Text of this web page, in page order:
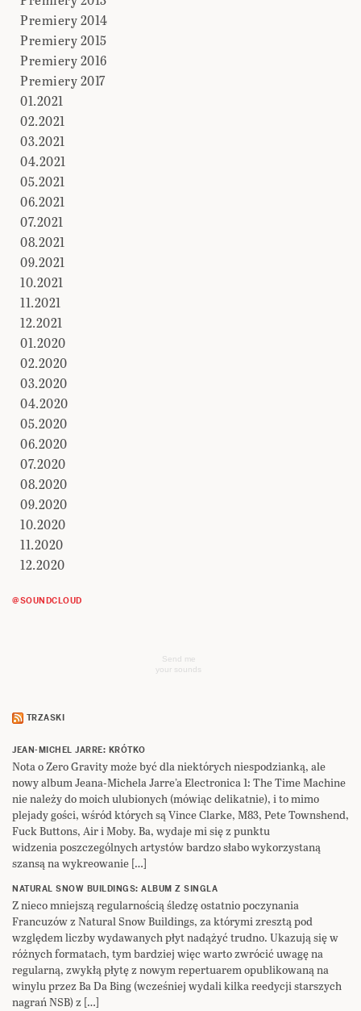
Premiery 2014
Premiery 2015
Premiery 2016
Premiery 2017
01.2021
02.2021
03.2021
04.2021
05.2021
06.2021
07.2021
08.2021
09.2021
10.2021
11.2021
12.2021
01.2020
02.2020
03.2020
04.2020
05.2020
06.2020
07.2020
08.2020
09.2020
10.2020
11.2020
12.2020
@SOUNDCLOUD
Send me
your sounds
TRZASKI
JEAN-MICHEL JARRE: KRÓTKO
Nota o Zero Gravity może być dla niektórych niespodzianką, ale
nowy album Jeana-Michela Jarre’a Electronica 1: The Time Machine
nie należy do moich ulubionych (mówiąc delikatnie), i to mimo
plejady gości, wśród których są Vince Clarke, M83, Pete Townshend,
Fuck Buttons, Air i Moby. Ba, wydaje mi się z punktu
widzenia poszczególnych artystów bardzo słabo wykorzystaną
szansą na wykreowanie […]
NATURAL SNOW BUILDINGS: ALBUM Z SINGLA
Z nieco mniejszą regularnością śledzę ostatnio poczynania
Francuzów z Natural Snow Buildings, za którymi zresztą pod
względem liczby wydawanych płyt nadążyć trudno. Ukazują się w
różnych formatach, tym bardziej więc warto zwrócić uwagę na
regularną, zwykłą płytę z nowym repertuarem opublikowaną na
winylu przez Ba Da Bing (wcześniej wydali kilka reedycji starszych
nagrań NSB) z […]